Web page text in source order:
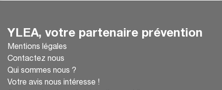
YLEA, votre partenaire prévention
Mentions légales
Contactez nous
Qui sommes nous ?
Votre avis nous intéresse !